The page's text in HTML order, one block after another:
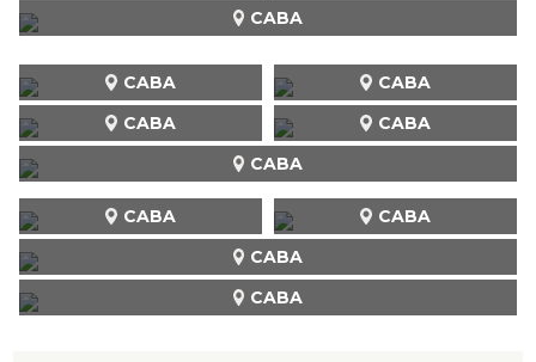
CABA
CABA CABA
CABA
CABA CABA
CABA
CABA CABA
CABA